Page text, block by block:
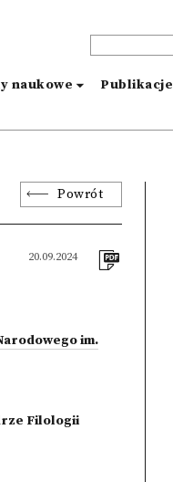
naukowe Publikacje
Powrót
20.09.2024
im.
Filologii